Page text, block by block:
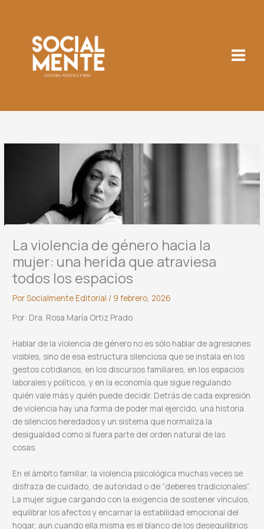
La violencia de género hacia la
mujer: una herida que atraviesa
todos los espacios
PorSocialmente Editorial / 9 febrero, 2026
Por: Dra. Rosa María Ortiz Prado
Hablar de la violencia de género no es sólo hablar de agresiones
visibles, sino de esa estructura silenciosa que se instala en los
gestos cotidianos, en los discursos familiares, en los espacios
laborales y políticos, y en la economía que sigue regulando
quién vale más y quién puede decidir. Detrás de cada expresión
de violencia hay una forma de poder mal ejercido, una historia
de silencios heredados y un sistema que normaliza la
desigualdad como si fuera parte del orden natural de las
cosas.
En el ámbito familiar, la violencia psicológica muchas veces se
disfraza de cuidado, de autoridad o de “deberes tradicionales”.
La mujer sigue cargando con la exigencia de sostener vínculos,
equilibrar los afectos y encarnar la estabilidad emocional del
hogar, aun cuando ella misma es el blanco de los desequilibrios